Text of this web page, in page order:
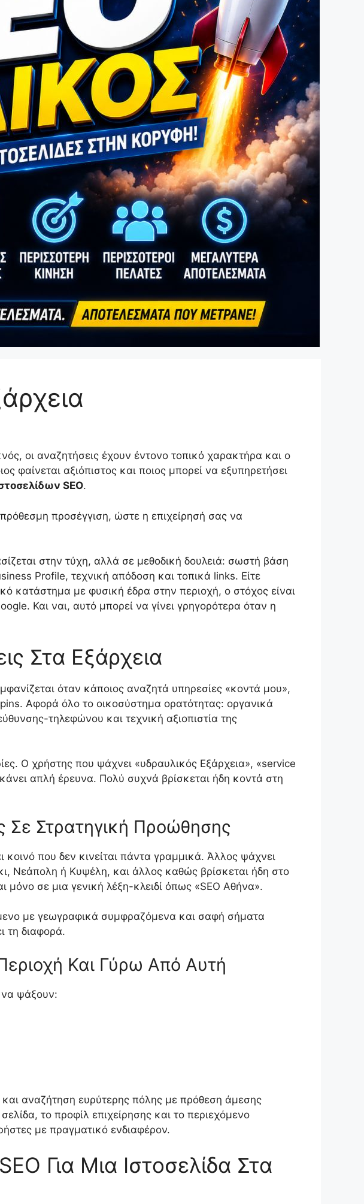
οι αναζητήσεις έχουν έντονο τοπικό χαρακτήρα και ο
φαίνεται αξιόπιστος και ποιος μπορεί να εξυπηρετήσει
SEO.
προσέγγιση, ώστε η επιχείρησή σας να
στην τύχη, αλλά σε μεθοδική δουλειά: σωστή βάση
Profile, τεχνική απόδοση και τοπικά links. Είτε
κατάστημα με φυσική έδρα στην περιοχή, ο στόχος είναι
Και ναι, αυτό μπορεί να γίνει γρηγορότερα όταν η
Στα Εξάρχεια
όταν κάποιος αναζητά υπηρεσίες «κοντά μου»,
Αφορά όλο το οικοσύστημα ορατότητας: οργανικά
τηλεφώνου και τεχνική αξιοπιστία της
Ο χρήστης που ψάχνει «υδραυλικός Εξάρχεια», «service
απλή έρευνα. Πολύ συχνά βρίσκεται ήδη κοντά στη
Σε Στρατηγική Προώθησης
κοινό που δεν κινείται πάντα γραμμικά. Άλλος ψάχνει
Νεάπολη ή Κυψέλη, και άλλος καθώς βρίσκεται ήδη στο
μόνο σε μια γενική λέξη-κλειδί όπως «SEO Αθήνα».
με γεωγραφικά συμφραζόμενα και σαφή σήματα
τη διαφορά.
Και Γύρω Από Αυτή
να ψάξουν:
αναζήτηση ευρύτερης πόλης με πρόθεση άμεσης
το προφίλ επιχείρησης και το περιεχόμενο
με πραγματικό ενδιαφέρον.
Για Μια Ιστοσελίδα Στα